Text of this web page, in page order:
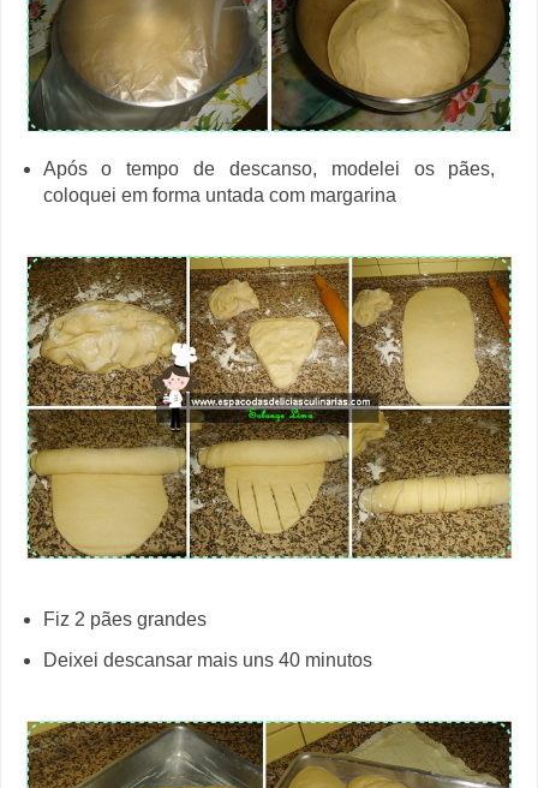
Após o tempo de descanso, modelei os pães,
coloquei em forma untada com margarina
Fiz 2 pães grandes
Deixei descansar mais uns 40 minutos